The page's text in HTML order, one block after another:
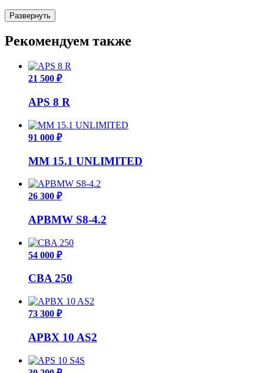
Развернуть
Рекомендуем также
21 500 ₽
APS 8 R
91 000 ₽
MM 15.1 UNLIMITED
26 300 ₽
APBMW S8-4.2
54 000 ₽
CBA 250
73 300 ₽
APBX 10 AS2